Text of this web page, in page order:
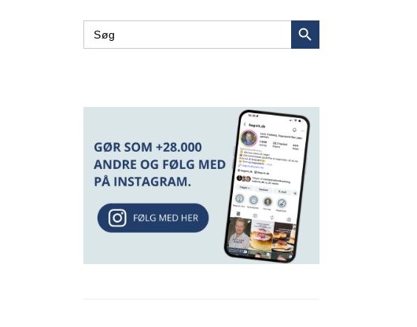
Search
for:
SEARCH BUTTON